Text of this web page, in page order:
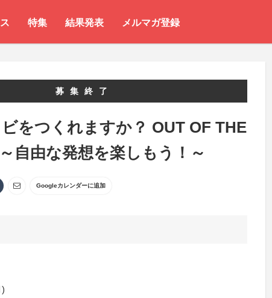
特集 結果発表 メルマガ登録
募集終了
をつくれますか？ OUT OF THE
自由な発想を楽しもう！～
Googleカレンダーに追加